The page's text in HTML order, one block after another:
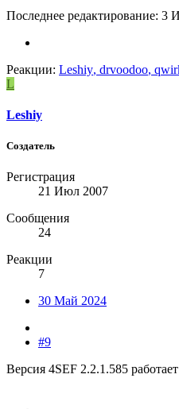
Последнее редактирование: 3
Реакции: Leshiy, drvoodoo,
L
Leshiy
Создатель
Регистрация
21 Июл 2007
Сообщения
24
Реакции
7
30 Май 2024
#9
Версия 4SEF 2.2.1.585